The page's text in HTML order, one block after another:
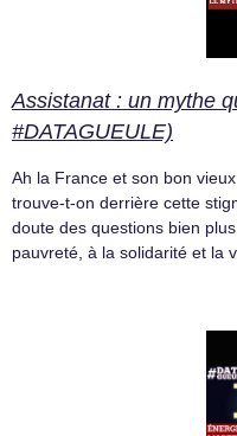
Assistanat : un mythe
#DATAGUEULE)
Ah la France et son bon
trouve-t-on derrière cette
doute des questions bien
pauvreté, à la solidarité et la